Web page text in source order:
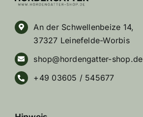
An der Schwellenbeize 14,
37327 Leinefelde-Worbis
shop@hordengatter-shop.de
+49 03605 / 545677